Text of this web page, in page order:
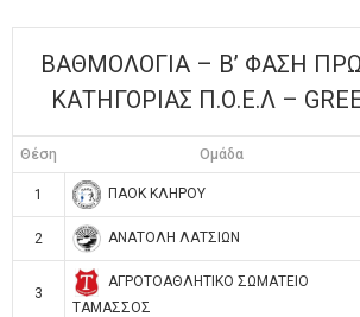
ΒΑΘΜΟΛΟΓΙΑ – Β’ ΦΑΣΗ
ΚΑΤΗΓΟΡΙΑΣ Π.Ο.Ε.Λ –
Θέση Ομάδα
1 ΠΑΟΚ ΚΛΗΡΟΥ
2 ΑΝΑΤΟΛΗ ΛΑΤΣΙΩΝ
3
ΑΓΡΟΤΟΑΘΛΗΤΙΚΟ ΣΩΜΑΤΕΙΟ
ΤΑΜΑΣΣΟΣ